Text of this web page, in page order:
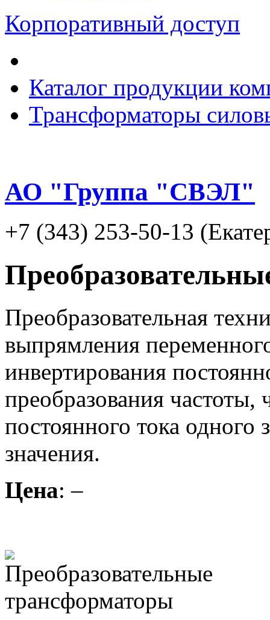
Корпоративный доступ
Каталог продукции
Трансформаторы
АО "Группа "СВЭЛ"
+7 (343) 253-50-13
Преобразовательная
выпрямления
инвертирования
преобразования частоты,
постоянного тока одного
значения.
Цена: –